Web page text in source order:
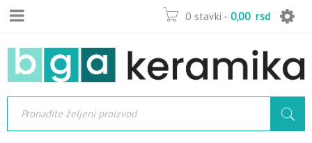
0 stavki - 0,00 rsd